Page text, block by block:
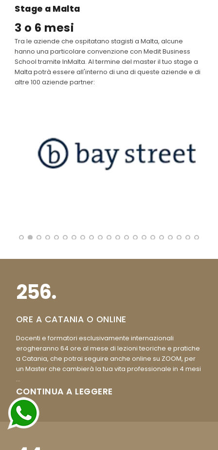
Stage a Malta
3 o 6 mesi
Tra le aziende che ospitatano stagisti a Malta, alcune
hanno una particolare convenzione con Medit Business
School tramite InMalta. Al termine del master il tuo stage a
Malta potrà essere all'interno di una di queste aziende e di
altre 100 aziende partner:
256.
ORE A CATANIA O ONLINE
Docenti e formatori esclusivamente internazionali
erogheranno 64 ore al mese di lezioni teoriche e pratiche
a Catania, che potrai seguire anche online su ZOOM, per
un Master che cambierà la tua vita professionale in 4 mesi
...
CONTINUA A LEGGERE